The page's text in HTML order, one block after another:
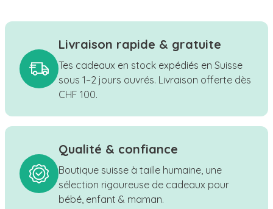
Livraison rapide & gratuite
Tes cadeaux en stock expédiés en Suisse
sous 1–2 jours ouvrés. Livraison offerte dès
CHF 100.
Qualité & confiance
Boutique suisse à taille humaine, une
sélection rigoureuse de cadeaux pour
bébé, enfant & maman.